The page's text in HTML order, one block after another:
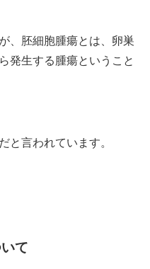
、胚細胞腫瘍とは、卵巣
発生する腫瘍ということ
と言われています。
て